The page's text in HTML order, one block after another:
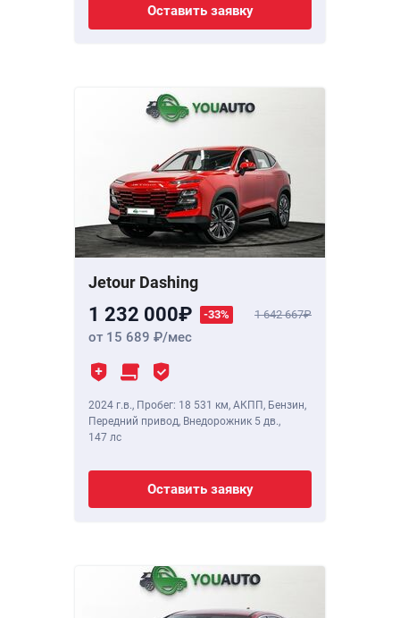
Оставить заявку
Jetour Dashing
1 232 000 -33% 1 642 667
от 15 689 /мес
2024 г.в., Пробег: 18 531 км, АКПП, Бензин,
Передний привод, Внедорожник 5 дв.,
147 лс
Оставить заявку